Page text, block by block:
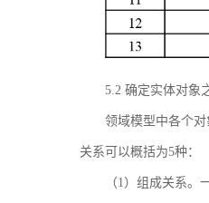
5.2 确定实体对象
领域模型中各个
关系可以概括为5种：
（1）组成关系